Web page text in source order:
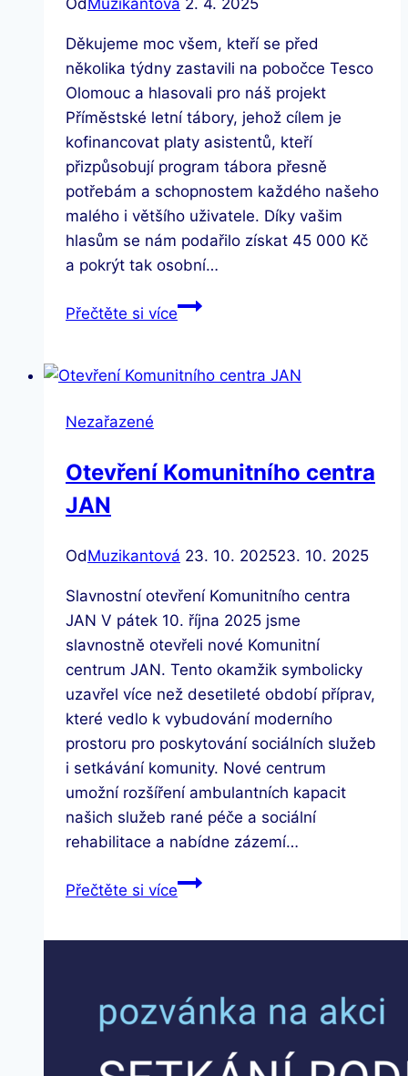
Děkujeme moc všem, kteří se před
několika týdny zastavili na pobočce Tesco
Olomouc a hlasovali pro náš projekt
Příměstské letní tábory, jehož cílem je
kofinancovat platy asistentů, kteří
přizpůsobují program tábora přesně
potřebám a schopnostem každého našeho
malého i většího uživatele. Díky vašim
hlasům se nám podařilo získat 45 000 Kč
a pokrýt tak osobní…
Přečtěte si víceDuben
autismu
Nezařazené
Otevření Komunitního centra
JAN
OdMuzikantová 23. 10. 202523. 10. 2025
Slavnostní otevření Komunitního centra
JAN V pátek 10. října 2025 jsme
slavnostně otevřeli nové Komunitní
centrum JAN. Tento okamžik symbolicky
uzavřel více než desetileté období příprav,
které vedlo k vybudování moderního
prostoru pro poskytování sociálních služeb
i setkávání komunity. Nové centrum
umožní rozšíření ambulantních kapacit
našich služeb rané péče a sociální
rehabilitace a nabídne zázemí…
Přečtěte si víceOtevření